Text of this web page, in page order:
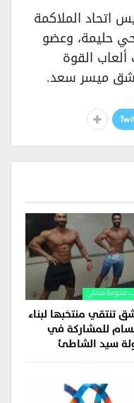
اتحاد الملاكمة
حليمة، وعضو
القوة
ميسر سعد.
منوعة محلي
تنتقي منتخبها لبناء
للمشاركة في
سيد الشاطئ